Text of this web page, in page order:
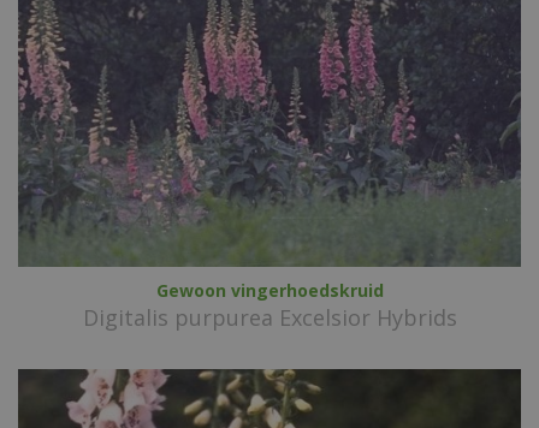
Gewoon vingerhoedskruid
Digitalis purpurea Excelsior Hybrids